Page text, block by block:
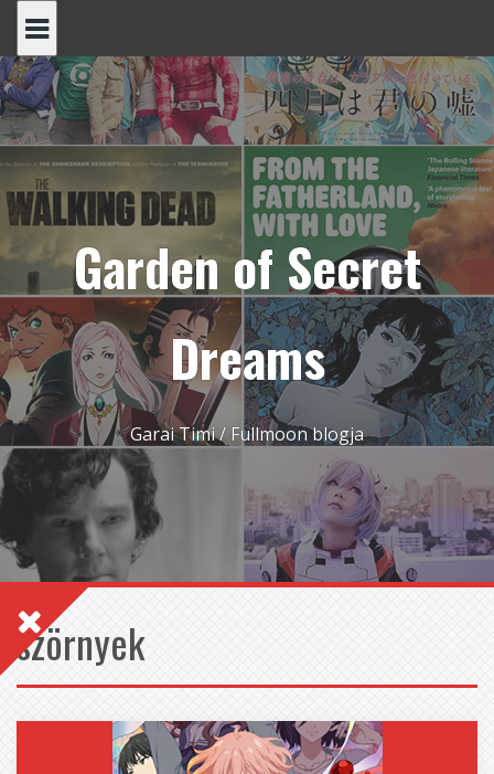
content
Garden of Secret
Dreams
Garai Timi / Fullmoon blogja
szörnyek